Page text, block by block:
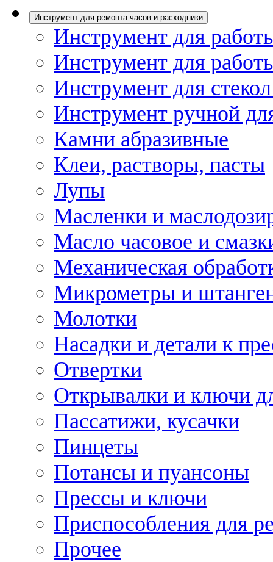
Инструмент для ремонта часов и расходники
Инструмент для
Инструмент для
Инструмент для
Инструмент ручной
Камни абразивные
Клеи, растворы, пасты
Лупы
Масленки и
Масло часовое и
Механическая
Микрометры и
Молотки
Насадки и детали к
Отвертки
Открывалки и ключи
Пассатижи, кусачки
Пинцеты
Потансы и пуансоны
Прессы и ключи
Приспособления для
Прочее